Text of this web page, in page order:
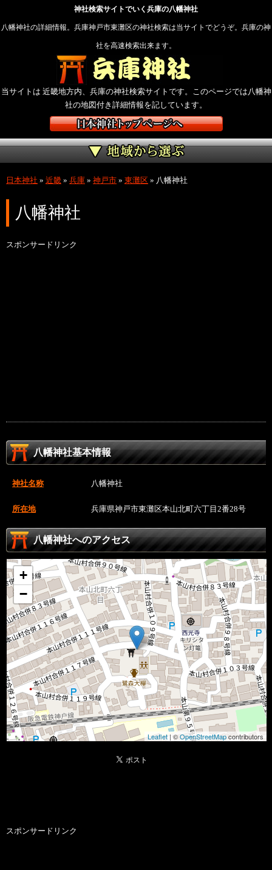
神社検索サイトでいく兵庫の八幡神社
八幡神社の詳細情報。兵庫神戸市東灘区の神社検索は当サイトでどうぞ。兵庫の神
社を高速検索出来ます。
当サイトは 近畿地方内、兵庫の神社検索サイトです。このページでは八幡神
社の地図付き詳細情報を記しています。
日本神社 » 近畿 » 兵庫 » 神戸市 » 東灘区 » 八幡神社
八幡神社
スポンサードリンク
八幡神社基本情報
神社名称 八幡神社
所在地 兵庫県神戸市東灘区本山北町六丁目2番28号
八幡神社へのアクセス
+
−
Leaflet | ©OpenStreetMapcontributors
スポンサードリンク